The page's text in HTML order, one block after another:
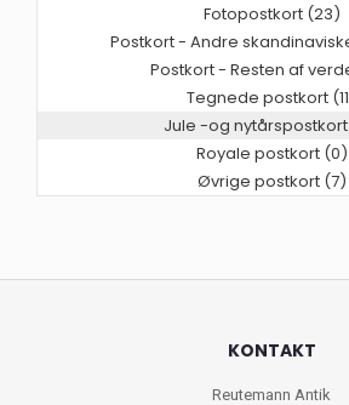
Fotopostkort (23)
Postkort - Andre
Postkort - Resten af
Tegnede postkort
Jule -og nytårspostkort
Royale postkort (0)
Øvrige postkort (7)
KONTAKT
Reutemann Antik